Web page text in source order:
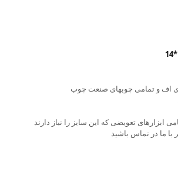
اف و تمامی چوبهای صنعت چوب
ابزارهای تعویضی که این سایز را نیاز دارند
با ما در تماس باشید